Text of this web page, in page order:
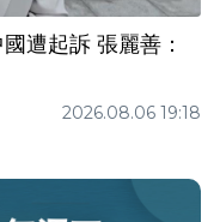
遭起訴 張麗善：
2026.08.06 19:18